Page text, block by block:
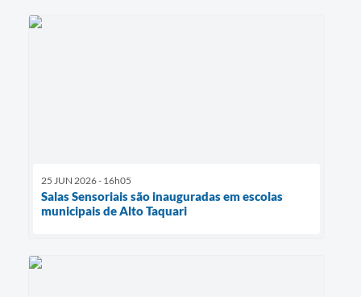
25 JUN 2026 - 16h05
Salas Sensoriais são inauguradas em escolas
municipais de Alto Taquari